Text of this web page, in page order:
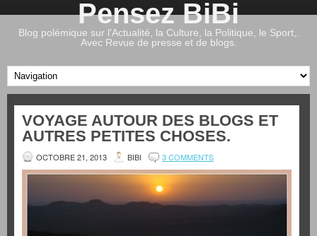
Pensez BiBi
Blog polémique sur l'Actualité, la Culture, la Politique, le Sport,.
Avec Revue de presse et de blogs.
VOYAGE AUTOUR DES BLOGS ET
AUTRES PETITES CHOSES.
OCTOBRE 21, 2013 BIBI 3 COMMENTS